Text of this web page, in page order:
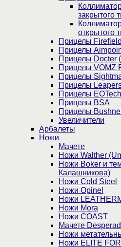
закрытого
открытого
Прицелы Firefield
Прицелы
Прицелы Docter
Прицелы VOMZ
Прицелы
Прицелы
Прицелы
Прицелы BSA
Прицелы Bushnell
Увеличители
Арбалеты
Ножи
Мачете
Ножи Walther
Ножи Boker и
Калашникова)
Ножи Cold Steel
Ножи Opinel
Ножи
Ножи Mora
Ножи COAST
Мачете
Ножи
Ножи ELITE